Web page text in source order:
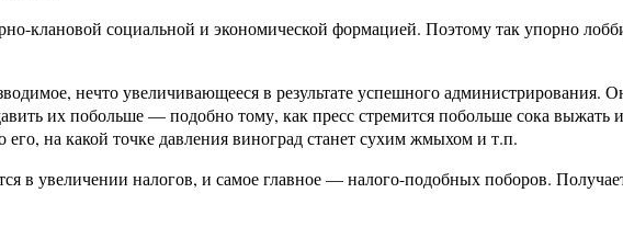
клановой социальной и экономической формацией. Поэтому так упорно
нечто увеличивающееся в результате успешного администрирования.
их побольше — подобно тому, как пресс стремится побольше сока выжать
на какой точке давления виноград станет сухим жмыхом и т.п.
в увеличении налогов, и самое главное — налого-подобных поборов.